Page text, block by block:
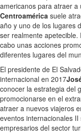
americanos para atraer
Centroamérica suele
año y uno de los lugares
ser realmente
cabo unas acciones
diferentes lugares del
El presidente de El
internacional en 2017
conocer la estrategia del
promocionarse en el
atraer a nuevos viajeros
eventos internacionales
empresarios del sector